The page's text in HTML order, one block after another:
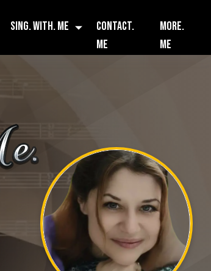
SING. WITH. ME
CONTACT.
ME
MORE.
ME